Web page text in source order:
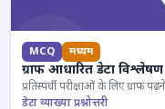
MCQ मध्यम
ग्राफ आधारित डेटा विश्लेषण
प्रतिस्पर्धी परीक्षाओं के लिए
डेटा व्याख्या प्रश्नोत्तरी